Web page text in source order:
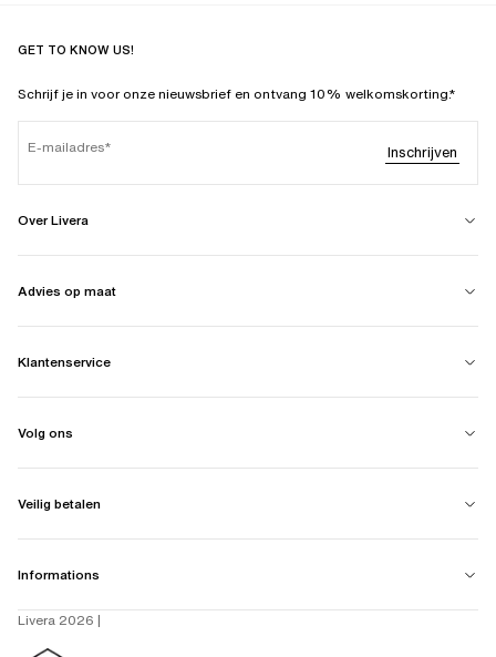
GET TO KNOW US!
Schrijf je in voor onze nieuwsbrief en ontvang 10% welkomskorting.*
E-mailadres Inschrijven
Over Livera
Advies op maat
Klantenservice
Volg ons
Veilig betalen
Informations
Livera 2026 |